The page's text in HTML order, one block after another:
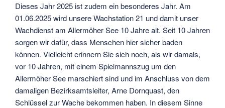
Dieses Jahr 2025 ist zudem ein besonderes Jahr. Am
01.06.2025 wird unsere Wachstation 21 und damit unser
Wachdienst am Allermöher See 10 Jahre alt. Seit 10 Jahren
sorgen wir dafür, dass Menschen hier sicher baden
können. Vielleicht erinnern Sie sich noch, als wir damals,
vor 10 Jahren, mit einem Spielmannszug um den
Allermöher See marschiert sind und im Anschluss von dem
damaligen Bezirksamtsleiter, Arne Dornquast, den
Schlüssel zur Wache bekommen haben. In diesem Sinne